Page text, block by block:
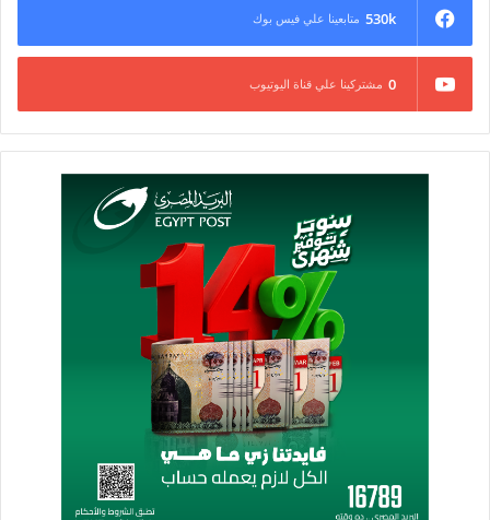
530k متابعينا علي فيس بوك
0 مشتركينا علي قناة اليوتيوب